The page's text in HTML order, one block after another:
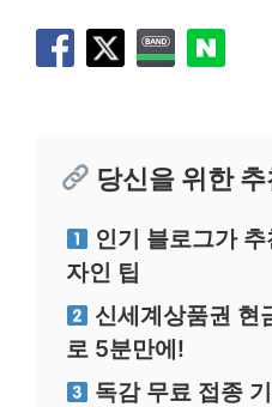
당신을 위한
인기 블로그가
자인 팁
신세계상품권 현
로 5분만에!
독감 무료 접종